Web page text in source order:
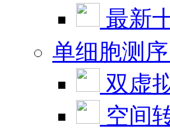
最新
单细胞测序
双虚
空间